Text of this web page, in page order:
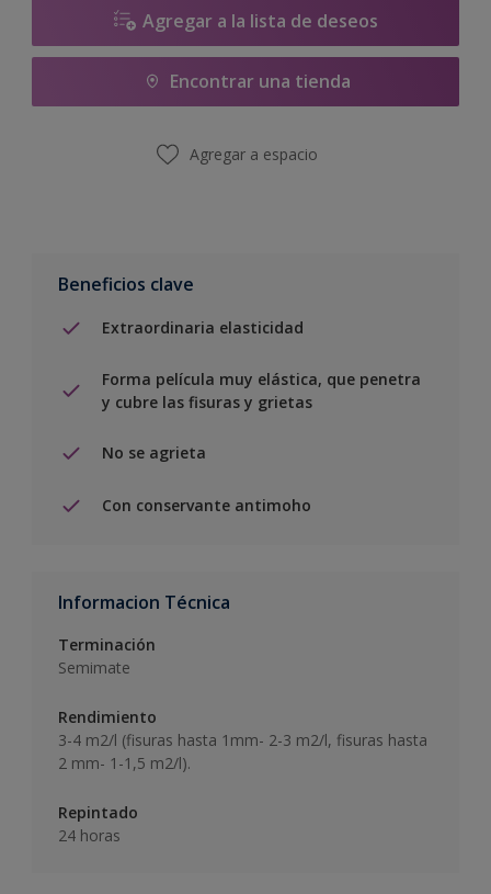
Agregar a la lista de deseos
Encontrar una tienda
Agregar a espacio
Beneficios clave
Extraordinaria elasticidad
Forma película muy elástica, que penetra
y cubre las fisuras y grietas
No se agrieta
Con conservante antimoho
Informacion Técnica
Terminación
Semimate
Rendimiento
3-4 m2/l (fisuras hasta 1mm- 2-3 m2/l, fisuras hasta
2 mm- 1-1,5 m2/l).
Repintado
24 horas